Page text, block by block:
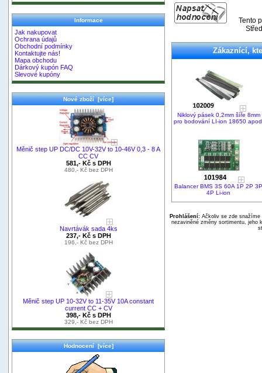
Informace
Jak nakupovat
Ochrana údajů
Obchodní podmínky
Kontaktujte nás!
Mapa obchodu
Dárkový kupón FAQ
Slevové kupóny
Nové zboží [více]
Měnič step UP DC/DC 10V-32V to 10-46V 0,3 - 8 A
CC CV
581,- Kč s DPH
480,- Kč bez DPH
Navrtávák sada 4ks
237,- Kč s DPH
196,- Kč bez DPH
Měnič step UP 10-32V to 11-35V 10A constant
current CC + CV
398,- Kč s DPH
329,- Kč bez DPH
Hodnocení [více]
Tento
Zákaznící,
Niklový pásek 0,2mm šíře 8mm
pro bodování LI-ion 18650
Balancer BMS 3S 60A 1P 2P
4P Li-ion
Prohlášení:Ačkoliv se zde snažíme
nezaviněné změny sortimentu, jeho